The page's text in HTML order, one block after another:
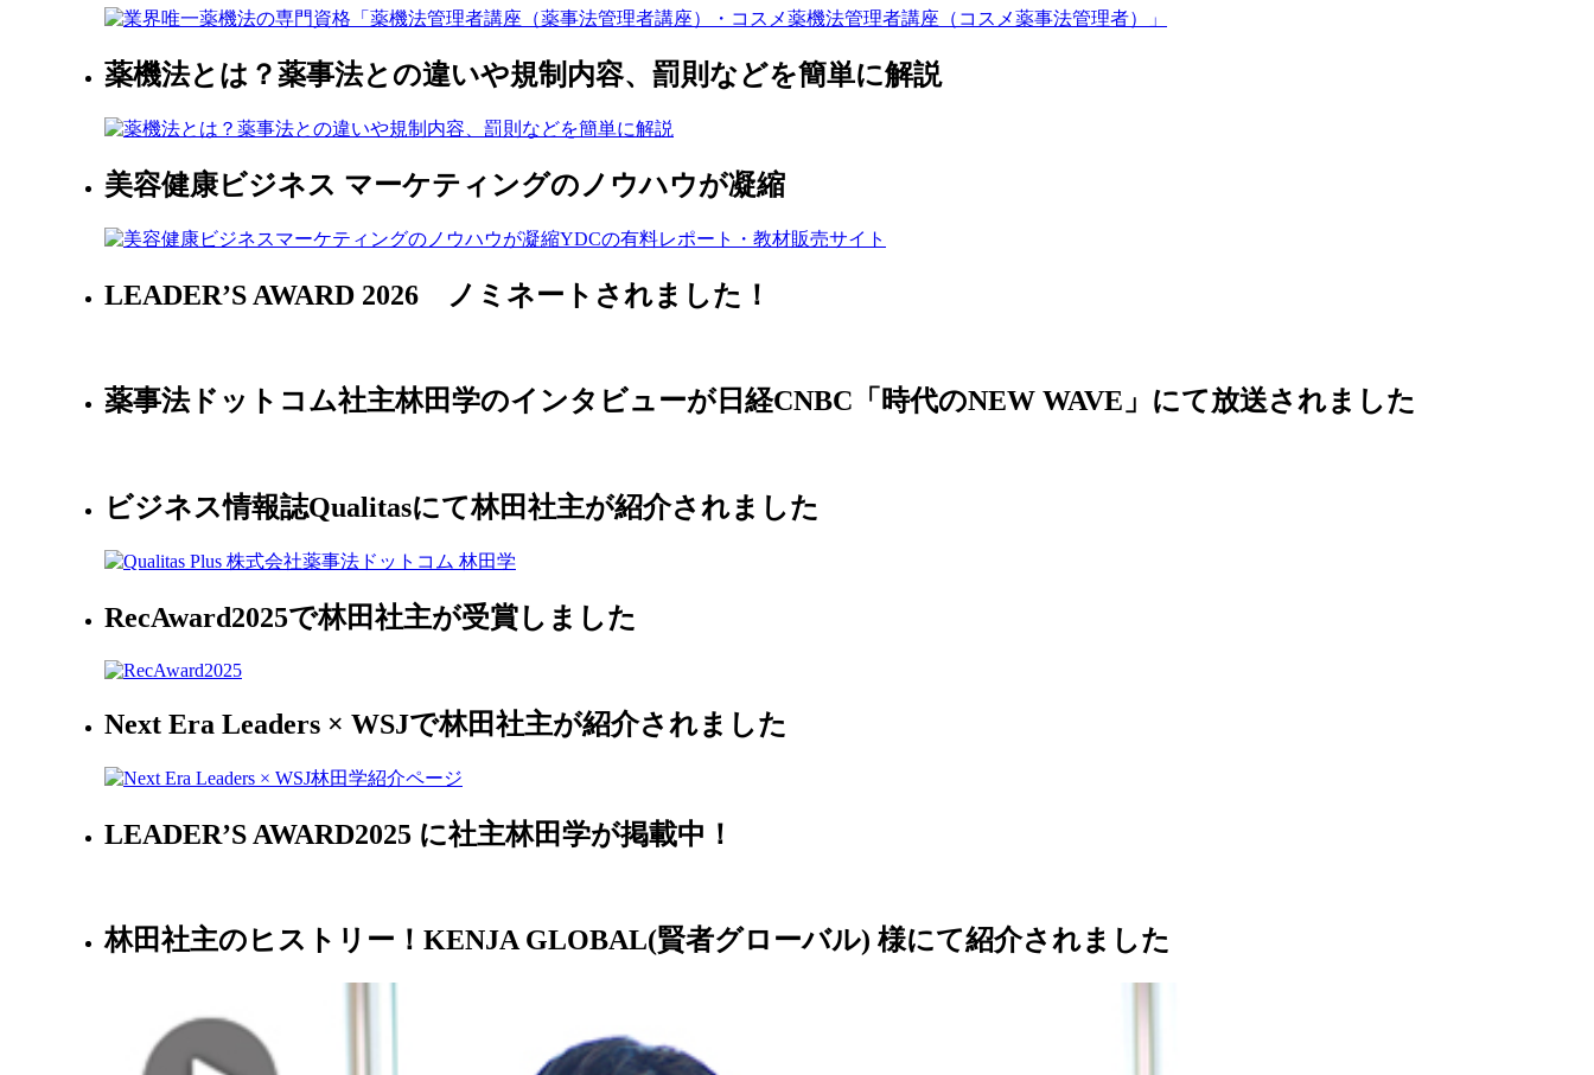
薬機法とは？薬事法との違いや規制内容、罰則などを簡単に解説
美容健康ビジネス マーケティングのノウハウが凝縮
LEADER’S AWARD 2026 ノミネートされました！
薬事法ドットコム社主林田学のインタビューが日経CNBC「時代のNEW WAVE」にて放送されました
ビジネス情報誌Qualitasにて林田社主が紹介されました
RecAward2025で林田社主が受賞しました
Next Era Leaders × WSJで林田社主が紹介されました
LEADER’S AWARD2025 に社主林田学が掲載中！
林田社主のヒストリー！KENJA GLOBAL(賢者グローバル) 様にて紹介されました